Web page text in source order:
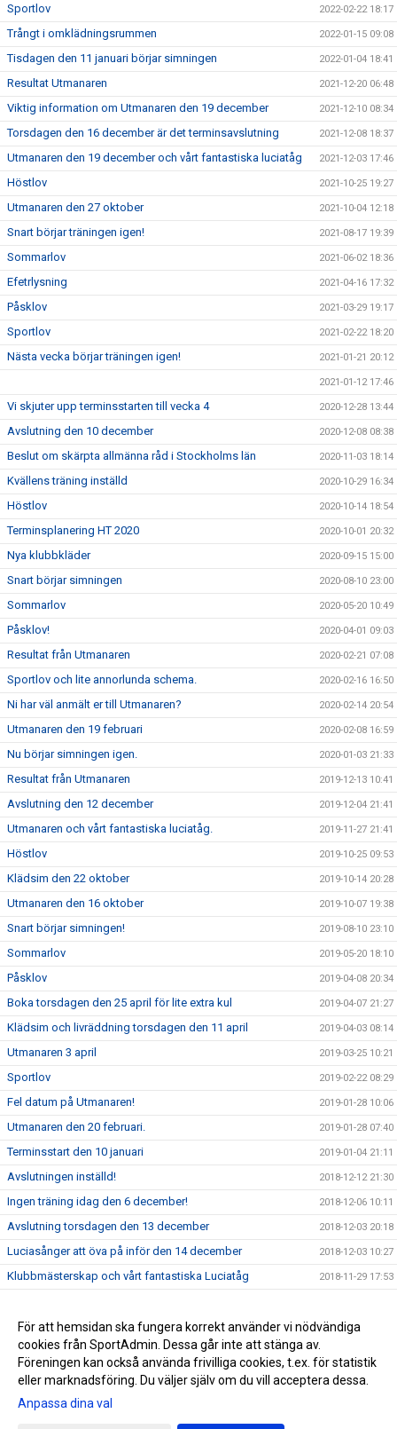
Sportlov 2022-02-22 18:17
Trångt i omklädningsrummen 2022-01-15 09:08
Tisdagen den 11 januari börjar simningen 2022-01-04 18:41
Resultat Utmanaren 2021-12-20 06:48
Viktig information om Utmanaren den 19 december 2021-12-10 08:34
Torsdagen den 16 december är det terminsavslutning 2021-12-08 18:37
Utmanaren den 19 december och vårt fantastiska luciatåg 2021-12-03 17:46
Höstlov 2021-10-25 19:27
Utmanaren den 27 oktober 2021-10-04 12:18
Snart börjar träningen igen! 2021-08-17 19:39
Sommarlov 2021-06-02 18:36
Efetrlysning 2021-04-16 17:32
Påsklov 2021-03-29 19:17
Sportlov 2021-02-22 18:20
Nästa vecka börjar träningen igen! 2021-01-21 20:12
2021-01-12 17:46
Vi skjuter upp terminsstarten till vecka 4 2020-12-28 13:44
Avslutning den 10 december 2020-12-08 08:38
Beslut om skärpta allmänna råd i Stockholms län 2020-11-03 18:14
Kvällens träning inställd 2020-10-29 16:34
Höstlov 2020-10-14 18:54
Terminsplanering HT 2020 2020-10-01 20:32
Nya klubbkläder 2020-09-15 15:00
Snart börjar simningen 2020-08-10 23:00
Sommarlov 2020-05-20 10:49
Påsklov! 2020-04-01 09:03
Resultat från Utmanaren 2020-02-21 07:08
Sportlov och lite annorlunda schema. 2020-02-16 16:50
Ni har väl anmält er till Utmanaren? 2020-02-14 20:54
Utmanaren den 19 februari 2020-02-08 16:59
Nu börjar simningen igen. 2020-01-03 21:33
Resultat från Utmanaren 2019-12-13 10:41
Avslutning den 12 december 2019-12-04 21:41
Utmanaren och vårt fantastiska luciatåg. 2019-11-27 21:41
Höstlov 2019-10-25 09:53
Klädsim den 22 oktober 2019-10-14 20:28
Utmanaren den 16 oktober 2019-10-07 19:38
Snart börjar simningen! 2019-08-10 23:10
Sommarlov 2019-05-20 18:10
Påsklov 2019-04-08 20:34
Boka torsdagen den 25 april för lite extra kul 2019-04-07 21:27
Klädsim och livräddning torsdagen den 11 april 2019-04-03 08:14
Utmanaren 3 april 2019-03-25 10:21
Sportlov 2019-02-22 08:29
Fel datum på Utmanaren! 2019-01-28 10:06
Utmanaren den 20 februari. 2019-01-28 07:40
Terminsstart den 10 januari 2019-01-04 21:11
Avslutningen inställd! 2018-12-12 21:30
Ingen träning idag den 6 december! 2018-12-06 10:11
Avslutning torsdagen den 13 december 2018-12-03 20:18
Luciasånger att öva på inför den 14 december 2018-12-03 10:27
Klubbmästerskap och vårt fantastiska Luciatåg 2018-11-29 17:53
Medlemsapp 2018-09-28 20:30
Torsdagen den 30 augusti börjar vi simma 2018-08-23 08:56
För att hemsidan ska fungera korrekt använder vi nödvändiga
cookies från SportAdmin. Dessa går inte att stänga av.
Föreningen kan också använda frivilliga cookies, t.ex. för statistik
eller marknadsföring. Du väljer själv om du vill acceptera dessa.
Anpassa dina val